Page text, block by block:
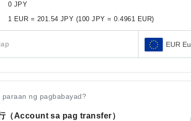
0 JPY
1 EUR = 201.54 JPY (100 JPY = 0.4961 EUR)
EUR
paraan ng pagbabayad?
（Account sa pag transfer）